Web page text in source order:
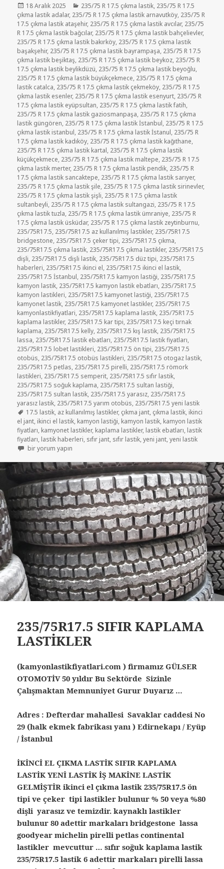
Yayın
tarihi
18 Aralık 2025 Kategoriler
235/75 R 17.5 çıkma lastik, 235/75 R 17.5
çıkma lastik adalar, 235/75 R 17.5 çıkma lastik arnavutköy, 235/75 R
17.5 çıkma lastik ataşehir, 235/75 R 17.5 çıkma lastik avcılar, 235/75
R 17.5 çıkma lastik bağcılar, 235/75 R 17.5 çıkma lastik bahçelievler,
235/75 R 17.5 çıkma lastik bakırköy, 235/75 R 17.5 çıkma lastik
başakşehir, 235/75 R 17.5 çıkma lastik bayrampaşa, 235/75 R 17.5
çıkma lastik beşiktaş, 235/75 R 17.5 çıkma lastik beykoz, 235/75 R
17.5 çıkma lastik beylikdüzü, 235/75 R 17.5 çıkma lastik beyoğlu,
235/75 R 17.5 çıkma lastik büyükçekmece, 235/75 R 17.5 çıkma
lastik catalca, 235/75 R 17.5 çıkma lastik çekmeköy, 235/75 R 17.5
çıkma lastik esenler, 235/75 R 17.5 çıkma lastik esenyurt, 235/75 R
17.5 çıkma lastik eyüpsultan, 235/75 R 17.5 çıkma lastik fatih,
235/75 R 17.5 çıkma lastik gaziosmanpaşa, 235/75 R 17.5 çıkma
lastik güngören, 235/75 R 17.5 çıkma lastik İstanbul, 235/75 R 17.5
çıkma lastik istanbul, 235/75 R 17.5 çıkma lastik İstanul, 235/75 R
17.5 çıkma lastik kadıköy, 235/75 R 17.5 çıkma lastik kağıthane,
235/75 R 17.5 çıkma lastik kartal, 235/75 R 17.5 çıkma lastik
küçükçekmece, 235/75 R 17.5 çıkma lastik maltepe, 235/75 R 17.5
çıkma lastik merter, 235/75 R 17.5 çıkma lastik pendik, 235/75 R
17.5 çıkma lastik sancaktepe, 235/75 R 17.5 çıkma lastik sarıyer,
235/75 R 17.5 çıkma lastik şile, 235/75 R 17.5 çıkma lastik sirinevler,
235/75 R 17.5 çıkma lastik şişli, 235/75 R 17.5 çıkma lastik
sultanbeyli, 235/75 R 17.5 çıkma lastik sultangazi, 235/75 R 17.5
çıkma lastik tuzla, 235/75 R 17.5 çıkma lastik ümraniye, 235/75 R
17.5 çıkma lastik üsküdar, 235/75 R 17.5 çıkma lastik zeytinburnu,
235/75R17.5, 235/75R17.5 az kullanılmış lastikler, 235/75R17.5
bridgestone, 235/75R17.5 çeker tipi, 235/75R17.5 çıkma,
235/75R17.5 çıkma lastik, 235/75R17.5 çıkma lastikler, 235/75R17.5
dişli, 235/75R17.5 dişli lastik, 235/75R17.5 düz tipi, 235/75R17.5
haberleri, 235/75R17.5 ikinci el, 235/75R17.5 ikinci el lastik,
235/75R17.5 İstanbul, 235/75R17.5 kamyon lastiği, 235/75R17.5
kamyon lastik, 235/75R17.5 kamyon lastik ebatları, 235/75R17.5
kamyon lastikleri, 235/75R17.5 kamyonet lastiği, 235/75R17.5
kamyonet lastik, 235/75R17.5 kamyonet lastikler, 235/75R17.5
kamyonlastikfiyatlari, 235/75R17.5 kaplama lastik, 235/75R17.5
kaplama lastikler, 235/75R17.5 kar tipi, 235/75R17.5 keçi tırnak
kaplama, 235/75R17.5 kelly, 235/75R17.5 kış lastik, 235/75R17.5
lassa, 235/75R17.5 lastik ebatları, 235/75R17.5 lastik fiyatları,
235/75R17.5 lobet lastikleri, 235/75R17.5 ön tipi, 235/75R17.5
otobüs, 235/75R17.5 otobüs lastikleri, 235/75R17.5 otogaz lastik,
235/75R17.5 petlas, 235/75R17.5 pirelli, 235/75R17.5 römork
lastikleri, 235/75R17.5 semperit, 235/75R17.5 sıfır lastik,
235/75R17.5 soğuk kaplama, 235/75R17.5 sultan lastiği,
235/75R17.5 sultan lastik, 235/75R17.5 yarasız, 235/75R17.5
yarasız lastik, 235/75R17.5 yarım otobüs, 235/75R17.5 yeni lastik
Etiketler
17.5 lastik, az kullanılmış lastikler, çıkma jant, çıkma lastik, ikinci
el jant, ikinci el lastik, kamyon lastiği, kamyon lastik, kamyon lastik
fiyatları, kamyonet lastikler, kaplama lastikler, lastik ebatları, lastik
fiyatları, lastik haberleri, sıfır jant, sıfır lastik,yeni jant,yeni lastik
235-75R17.5 YARIM OTOBÜS ÇIKMA LASTİK için
bir yorum yapın
235/75R17.5 SIFIR KAPLAMA
LASTİKLER
(kamyonlastikfiyatlari.com ) firmamız GÜLSER
OTOMOTİV 50 yıldır Bu Sektörde Sizinle
Çalışmaktan Memnuniyet Gurur Duyarız …
Adres : Defterdar mahallesi Savaklar caddesi No
29 (halk ekmek fabrikası yanı ) Edirnekapı / Eyüp
/ İstanbul
İKİNCİ EL ÇIKMA LASTİK SIFIR KAPLAMA
LASTİK YENİ LASTİK İŞ MAKİNE LASTİK
GELMİŞTİR ikinci el çıkma lastik 235/75R17.5 ön
tipi ve çeker tipi lastikler bulunur % 50 veya %80
dişli yarasız ve temizdir. kaynaklı lastikler
bulunur 80 adettir markaları bridgestone lassa
goodyear michelin pirelli petlas continental
lastikler mevcuttur … sıfır soğuk kaplama lastik
235/75R17.5 lastik 6 adettir markaları pirelli lassa